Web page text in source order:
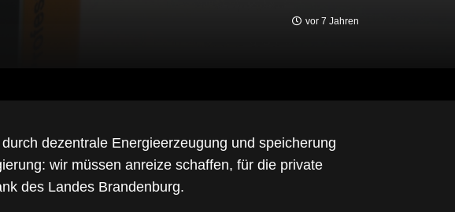
vor 7 Jahren
dezentrale Energieerzeugung und speicherung
wir müssen anreize schaffen, für die private
des Landes Brandenburg.